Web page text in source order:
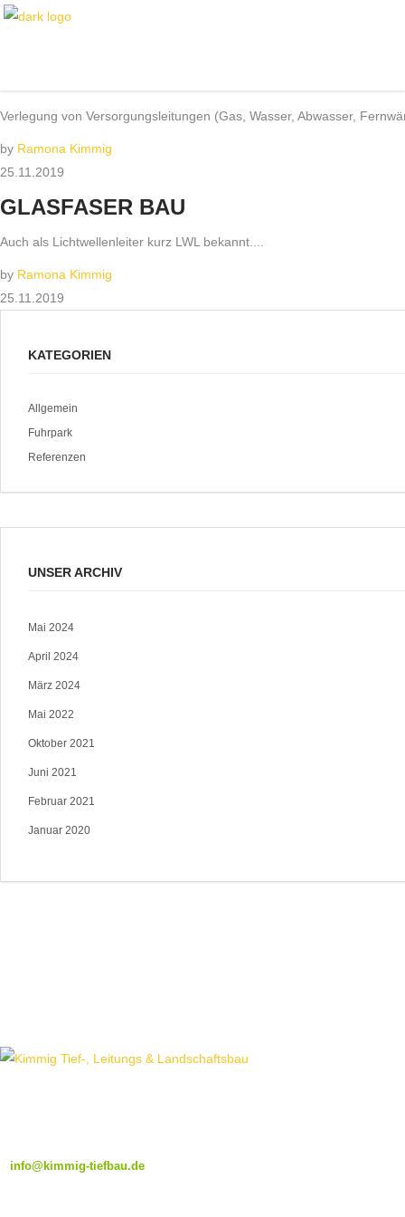
Verlegung von Versorgungsleitungen (Gas, Wasser, Abwasser,
by Ramona Kimmig
25.11.2019
GLASFASER BAU
Auch als Lichtwellenleiter kurz LWL bekannt....
by Ramona Kimmig
25.11.2019
KATEGORIEN
Allgemein
Fuhrpark
Referenzen
UNSER ARCHIV
Mai 2024
April 2024
März 2024
Mai 2022
Oktober 2021
Juni 2021
Februar 2021
Januar 2020
info@kimmig-tiefbau.de